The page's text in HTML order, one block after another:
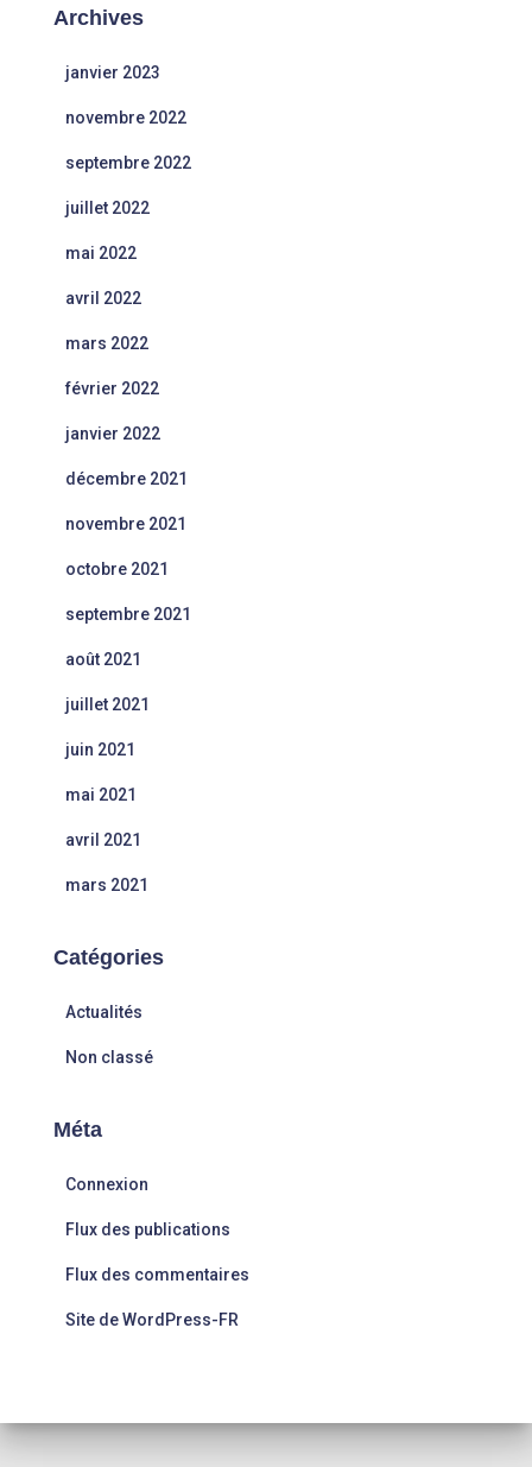
Archives
janvier 2023
novembre 2022
septembre 2022
juillet 2022
mai 2022
avril 2022
mars 2022
février 2022
janvier 2022
décembre 2021
novembre 2021
octobre 2021
septembre 2021
août 2021
juillet 2021
juin 2021
mai 2021
avril 2021
mars 2021
Catégories
Actualités
Non classé
Méta
Connexion
Flux des publications
Flux des commentaires
Site de WordPress-FR